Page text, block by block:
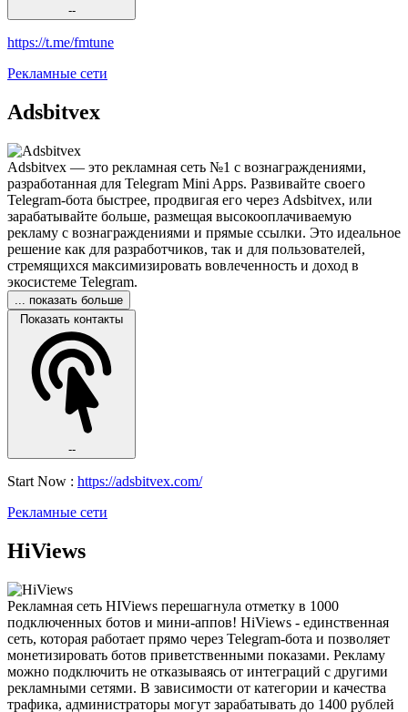
--
https://t.me/fmtune
Рекламные сети
Adsbitvex
Adsbitvex — это рекламная сеть №1 с вознаграждениями,
разработанная для Telegram Mini Apps. Развивайте своего
Telegram-бота быстрее, продвигая его через Adsbitvex, или
зарабатывайте больше, размещая высокооплачиваемую
рекламу с вознаграждениями и прямые ссылки. Это идеальное
решение как для разработчиков, так и для пользователей,
стремящихся максимизировать вовлеченность и доход в
экосистеме Telegram.
... показать больше
Показать контакты
--
Start Now : https://adsbitvex.com/
Рекламные сети
HiViews
Рекламная сеть HIViews перешагнула отметку в 1000
подключенных ботов и мини-аппов! HiViews - единственная
сеть, которая работает прямо через Telegram-бота и позволяет
монетизировать ботов приветственными показами. Рекламу
можно подключить не отказываясь от интеграций с другими
рекламными сетями. В зависимости от категории и качества
трафика, администраторы могут зарабатывать до 1400 рублей